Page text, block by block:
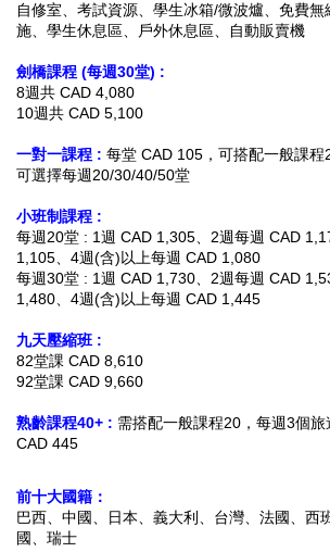
自修室、考試資源、學生冰箱/微波爐、免費無
施 、學生休息區、戶外休息區、自動販賣機
劍橋課程 (每週30堂) :
8週共 CAD 4,080
10週共 CAD 5,100
一對一課程 : 每堂 CAD 105，可搭配一般課
可選擇每週20/30/40/50堂
小班制課程 :
每週20堂 : 1週 CAD 1,305、2週每週 CAD
1,105、4週(含)以上每週 CAD 1,080
每週30堂 : 1週 CAD 1,730、2週每週 CAD
1,480、4週(含)以上每週 CAD 1,445
九天壓縮班 :
82堂課 CAD 8,610
92堂課 CAD 9,660
熟齡課程40+ : 需搭配一般課程20，每週3個
CAD 445
前十大國籍：
巴西、中國、日本、義大利、台灣、法國、西
國、瑞士